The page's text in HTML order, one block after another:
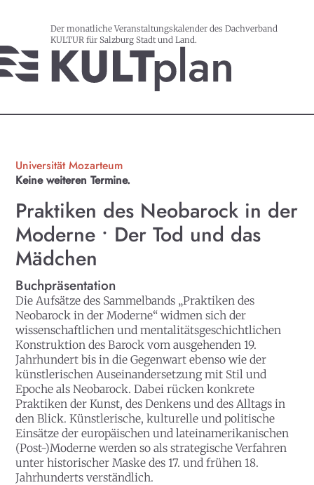
Der monatliche Veranstaltungskalender des Dachverband
KULTUR für Salzburg Stadt und Land.
Universität Mozarteum
Keine weiteren Termine.
Praktiken des Neobarock in der
Moderne • Der Tod und das
Mädchen
Buchpräsentation
Die Aufsätze des Sammelbands „Praktiken des
Neobarock in der Moderne“ widmen sich der
wissenschaftlichen und mentalitätsgeschichtlichen
Konstruktion des Barock vom ausgehenden 19.
Jahrhundert bis in die Gegenwart ebenso wie der
künstlerischen Auseinandersetzung mit Stil und
Epoche als Neobarock. Dabei rücken konkrete
Praktiken der Kunst, des Denkens und des Alltags in
den Blick. Künstlerische, kulturelle und politische
Einsätze der europäischen und lateinamerikanischen
(Post-)Moderne werden so als strategische Verfahren
unter historischer Maske des 17. und frühen 18.
Jahrhunderts verständlich.